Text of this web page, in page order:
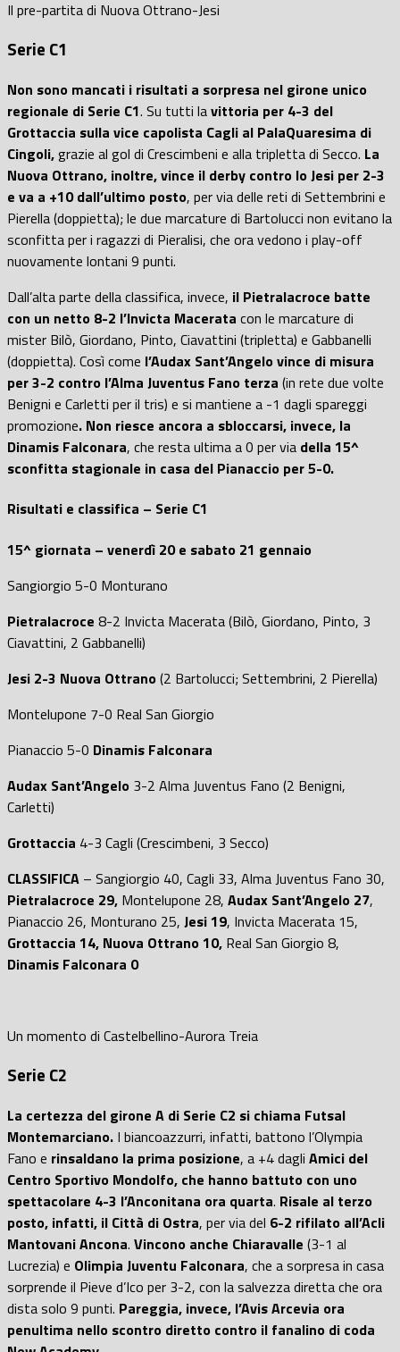
Il pre-partita di Nuova Ottrano-Jesi
Serie C1
Non sono mancati i risultati a sorpresa nel girone unico
regionale di Serie C1. Su tutti lavittoria per 4-3 del
Grottaccia sulla vice capolista Cagli al PalaQuaresima di
Cingoli,grazie al gol di Crescimbeni e alla tripletta di Secco. La
Nuova Ottrano, inoltre, vince il derby contro lo Jesi per 2-3
e va a +10 dall’ultimo posto, per via delle reti di Settembrini e
Pierella (doppietta); le due marcature di Bartolucci non evitano la
sconfitta per i ragazzi di Pieralisi, che ora vedono i play-off
nuovamente lontani 9 punti.
Dall’alta parte della classifica, invece, il Pietralacroce batte
con un netto 8-2 l’Invicta Macerata con le marcature di
mister Bilò, Giordano, Pinto, Ciavattini (tripletta) e Gabbanelli
(doppietta). Così come l’Audax Sant’Angelo vince di misura
per 3-2 contro l’Alma Juventus Fano terza (in rete due volte
Benigni e Carletti per il tris) e si mantiene a -1 dagli spareggi
promozione. Non riesce ancora a sbloccarsi, invece, la
Dinamis Falconara, che resta ultima a 0 per via della 15^
sconfitta stagionale in casa del Pianaccio per 5-0.
Risultati e classifica – Serie C1
15^ giornata – venerdì 20 e sabato 21 gennaio
Sangiorgio 5-0 Monturano
Pietralacroce 8-2 Invicta Macerata (Bilò, Giordano, Pinto, 3
Ciavattini, 2 Gabbanelli)
Jesi 2-3 Nuova Ottrano(2 Bartolucci; Settembrini, 2 Pierella)
Montelupone 7-0 Real San Giorgio
Pianaccio 5-0 Dinamis Falconara
Audax Sant’Angelo 3-2 Alma Juventus Fano (2 Benigni,
Carletti)
Grottaccia 4-3 Cagli (Crescimbeni, 3 Secco)
CLASSIFICA – Sangiorgio 40, Cagli 33, Alma Juventus Fano 30,
Pietralacroce 29, Montelupone 28, Audax Sant’Angelo 27,
Pianaccio 26, Monturano 25, Jesi 19, Invicta Macerata 15,
Grottaccia 14, Nuova Ottrano 10, Real San Giorgio 8,
Dinamis Falconara 0
Un momento di Castelbellino-Aurora Treia
Serie C2
La certezza del girone A di Serie C2 si chiama Futsal
Montemarciano. I biancoazzurri, infatti, battono l’Olympia
Fano e rinsaldano la prima posizione, a +4 dagli Amici del
Centro Sportivo Mondolfo, che hanno battuto con uno
spettacolare 4-3 l’Anconitana ora quarta. Risale al terzo
posto, infatti, il Città di Ostra, per via del 6-2 rifilato all’Acli
Mantovani Ancona. Vincono anche Chiaravalle (3-1 al
Lucrezia) e Olimpia Juventu Falconara, che a sorpresa in casa
sorprende il Pieve d’Ico per 3-2, con la salvezza diretta che ora
dista solo 9 punti. Pareggia, invece, l’Avis Arcevia ora
penultima nello scontro diretto contro il fanalino di coda